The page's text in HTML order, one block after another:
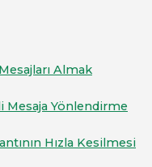
Almak
Mesaja Yönlendirme
Hızla Kesilmesi